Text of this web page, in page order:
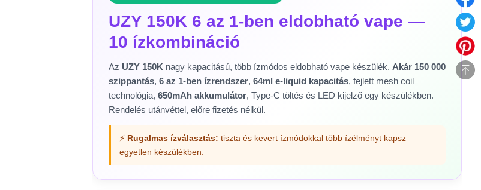
UZY 150K 6 az 1-ben eldobható vape —
10 ízkombináció
Az UZY 150K nagy kapacitású, több ízmódos eldobható vape készülék. Akár 150 000
szippantás, 6 az 1-ben ízrendszer, 64ml e-liquid kapacitás, fejlett mesh coil
technológia, 650mAh akkumulátor, Type-C töltés és LED kijelző egy készülékben.
Rendelés utánvéttel, előre fizetés nélkül.
⚡ Rugalmas ízválasztás: tiszta és kevert ízmódokkal több ízélményt kapsz
egyetlen készülékben.